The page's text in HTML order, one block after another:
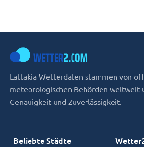
Lattakia Wetterdaten stammen von
meteorologischen Behörden weltweit
Genauigkeit und Zuverlässigkeit.
Beliebte Städte